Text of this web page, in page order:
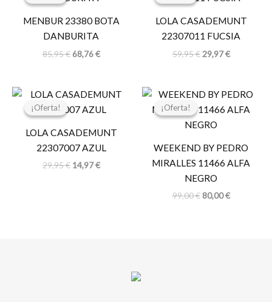
MENBUR 23380 BOTA
DANBURITA
85,95€
85,95 €.
68,76€
68,76 €.
LOLA CASADEMUNT
22307011 FUCSIA
59,95€
59,95 €.
29,97€
29,97 €.
¡Oferta!
¡Oferta!
LOLA CASADEMUNT
22307007 AZUL
29,95€
El
original
29,95 €.
14,97€
El
actual
14,97 €.
¡Oferta!
¡Oferta!
WEEKEND BY PEDRO
MIRALLES 11466 ALFA
NEGRO
99,00€
El
original
era:
80,00€
El
actual